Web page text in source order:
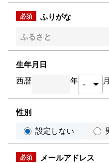
ふりがな
生年月日
西暦
年 月
性別
設定しない
メールアドレス